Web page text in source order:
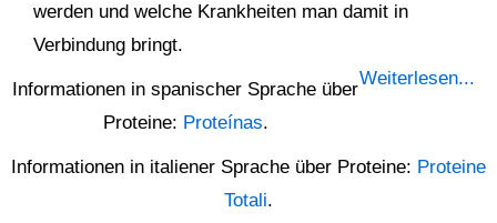
werden und welche Krankheiten man damit in
Verbindung bringt.
Weiterlesen...
Informationen in spanischer Sprache über
Proteine: Proteínas.
Informationen in italiener Sprache über Proteine: Proteine
Totali.